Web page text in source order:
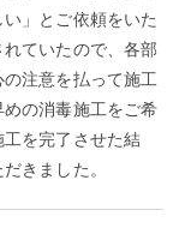
」とご依頼をいた
ていたので、各部
注意を払って施工
の消毒施工をご希
を完了させた結
きました。